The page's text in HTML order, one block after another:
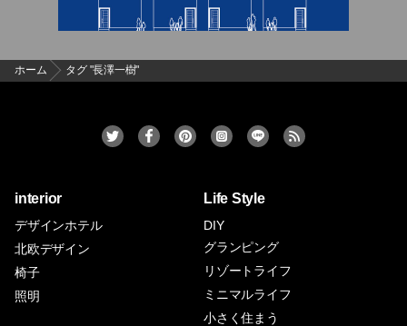
ホーム タグ "長澤一樹"
interior
デザインホテル
北欧デザイン
椅子
照明
Life Style
DIY
グランピング
リゾートライフ
ミニマルライフ
小さく住まう